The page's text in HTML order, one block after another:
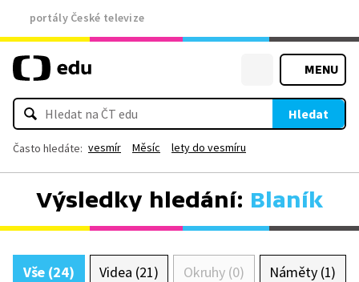
portály České televize
MENU
Hledat
Často hledáte: vesmír Měsíc lety do vesmíru
Výsledky hledání: Blaník
Vše (24) Videa (21) Okruhy (0) Náměty (1)